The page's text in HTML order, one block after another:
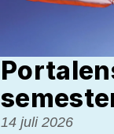
14 juli 2026